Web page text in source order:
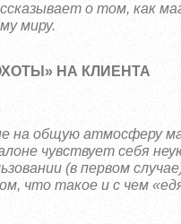
о том, как
миру.
НА КЛИЕНТА
на общую атмосферу
чувствует себя
(в первом
что такое и с чем